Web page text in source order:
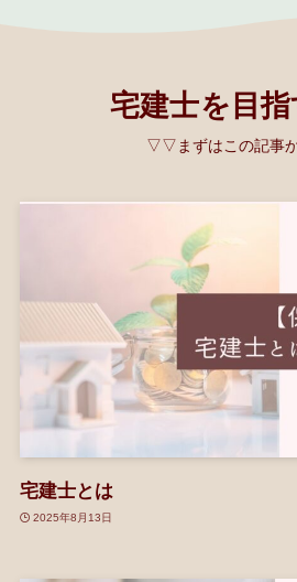
宅建士を目
▽▽まずはこの記事
宅建士とは
2025年8月13日